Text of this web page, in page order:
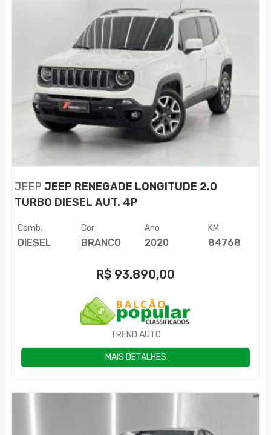
JEEP JEEP RENEGADE LONGITUDE 2.0
TURBO DIESEL AUT. 4P
Comb.
DIESEL
Cor
BRANCO
Ano
2020
KM
84768
R$ 93.890,00
TREND AUTO
MAIS DETALHES